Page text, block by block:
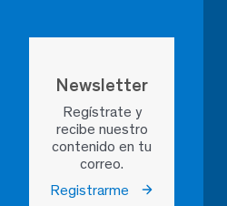
Newsletter
Regístrate y
recibe nuestro
contenido en tu
correo.
Registrarme